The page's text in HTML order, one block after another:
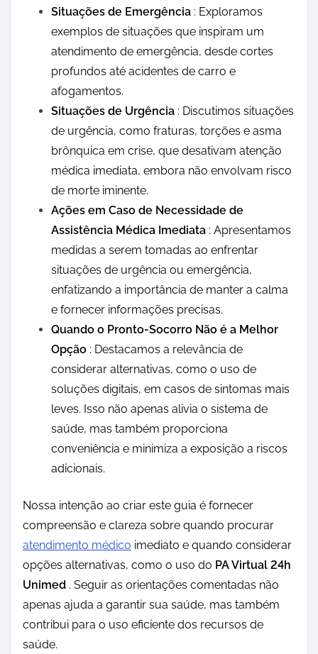
Situações de Emergência : Exploramos
exemplos de situações que inspiram um
atendimento de emergência, desde cortes
profundos até acidentes de carro e
afogamentos.
Situações de Urgência : Discutimos situações
de urgência, como fraturas, torções e asma
brônquica em crise, que desativam atenção
médica imediata, embora não envolvam risco
de morte iminente.
Ações em Caso de Necessidade de
Assistência Médica Imediata : Apresentamos
medidas a serem tomadas ao enfrentar
situações de urgência ou emergência,
enfatizando a importância de manter a calma
e fornecer informações precisas.
Quando o Pronto-Socorro Não é a Melhor
Opção : Destacamos a relevância de
considerar alternativas, como o uso de
soluções digitais, em casos de sintomas mais
leves. Isso não apenas alivia o sistema de
saúde, mas também proporciona
conveniência e minimiza a exposição a riscos
adicionais.
Nossa intenção ao criar este guia é fornecer
compreensão e clareza sobre quando procurar
atendimento médico imediato e quando considerar
opções alternativas, como o uso do PA Virtual 24h
Unimed . Seguir as orientações comentadas não
apenas ajuda a garantir sua saúde, mas também
contribui para o uso eficiente dos recursos de
saúde.